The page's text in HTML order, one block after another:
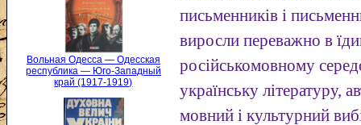
Вольная Одесса — Одесская
республика — Юго-Западный
край (1917-1919)
письменників і
виросли переважно в
російськомовному
українську літературу,
мовний і культурний